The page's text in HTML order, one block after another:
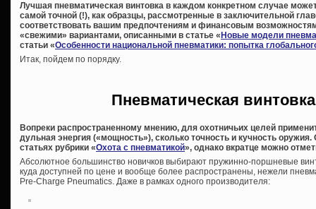
Лучшая пневматическая винтовка в каждом конкретном случае
самой точной (!), как образцы, рассмотренные в заключительной
соответствовать вашим предпочтениям и финансовым
«свежими» вариантами, описанными в статье « Новые модели
статьи «Особенности национальной пневматики: попытка
Итак, пойдем по порядку.
Пневматическая
Вопреки распространенному мнению, для охотничьих целей
дульная энергия («мощность»), сколько точность и кучность
статьях рубрики «Охота с пневматикой», однако вкратце можно
Абсолютное большинство новичков выбирают пружинно-поршневые
куда доступней по цене и вообще более распространены, нежели
Pre-Charge Pneumatics. Даже в рамках одного производителя: